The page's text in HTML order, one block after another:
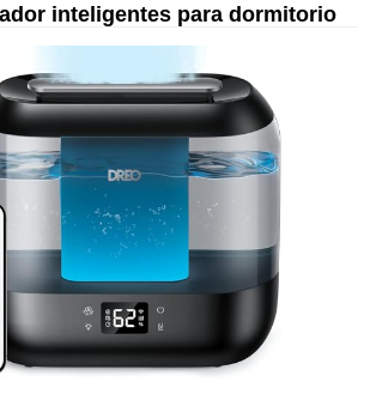
inteligentes para dormitorio